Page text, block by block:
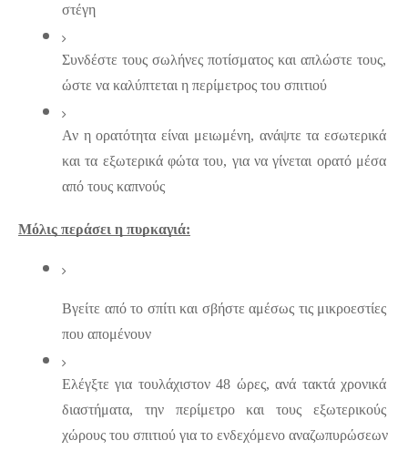
στέγη
Συνδέστε τους σωλήνες ποτίσματος και απλώστε τους,
ώστε να καλύπτεται η περίμετρος του σπιτιού
Αν η ορατότητα είναι μειωμένη, ανάψτε τα εσωτερικά
και τα εξωτερικά φώτα του, για να γίνεται ορατό μέσα
από τους καπνούς
Μόλις περάσει η πυρκαγιά:
Βγείτε από το σπίτι και σβήστε αμέσως τις μικροεστίες
που απομένουν
Ελέγξτε για τουλάχιστον 48 ώρες, ανά τακτά χρονικά
διαστήματα, την περίμετρο και τους εξωτερικούς
χώρους του σπιτιού για το ενδεχόμενο αναζωπυρώσεων